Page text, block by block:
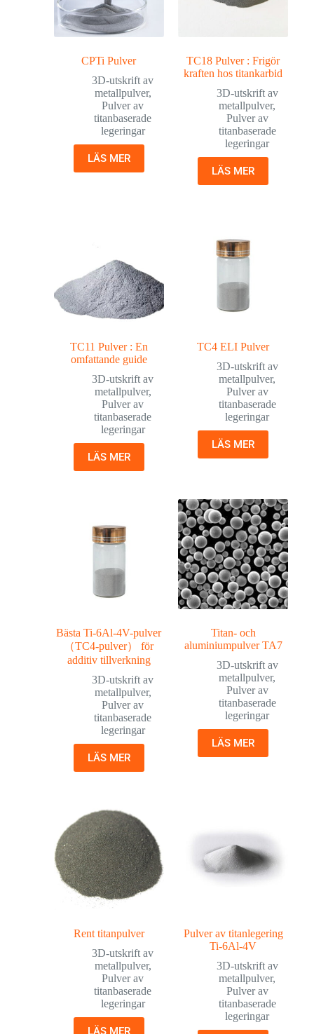
CPTi Pulver
3D-utskrift av
metallpulver,
Pulver av
titanbaserade
legeringar
LÄS MER
TC18 Pulver : Frigör
kraften hos titankarbid
3D-utskrift av
metallpulver,
Pulver av
titanbaserade
legeringar
LÄS MER
TC11 Pulver : En
omfattande guide
3D-utskrift av
metallpulver,
Pulver av
titanbaserade
legeringar
LÄS MER
TC4 ELI Pulver
3D-utskrift av
metallpulver,
Pulver av
titanbaserade
legeringar
LÄS MER
Bästa Ti-6Al-4V-pulver
（TC4-pulver） för
additiv tillverkning
3D-utskrift av
metallpulver,
Pulver av
titanbaserade
legeringar
LÄS MER
Titan- och
aluminiumpulver TA7
3D-utskrift av
metallpulver,
Pulver av
titanbaserade
legeringar
LÄS MER
Rent titanpulver
3D-utskrift av
metallpulver,
Pulver av
titanbaserade
legeringar
LÄS MER
Pulver av titanlegering
Ti-6Al-4V
3D-utskrift av
metallpulver,
Pulver av
titanbaserade
legeringar